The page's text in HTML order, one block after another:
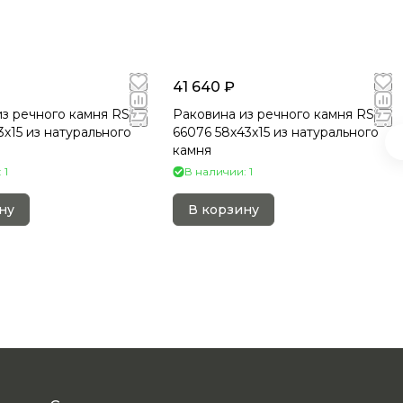
речного камня RS-
из натурального
41 640 ₽
Раковина из речного камня RS-
66076 58х43х15 из натурального
камня
В наличии: 1
В корзину